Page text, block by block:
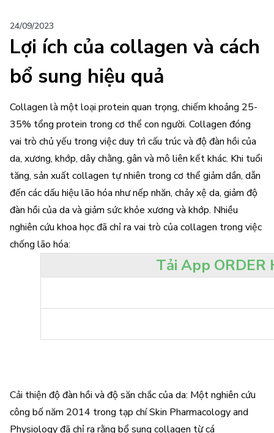
24/09/2023
Lợi ích của collagen và cách
bổ sung hiệu quả
Collagen là một loại protein quan trọng, chiếm khoảng 25-
35% tổng protein trong cơ thể con người. Collagen đóng
vai trò chủ yếu trong việc duy trì cấu trúc và độ đàn hồi của
da, xương, khớp, dây chằng, gân và mô liên kết khác. Khi tuổi
tăng, sản xuất collagen tự nhiên trong cơ thể giảm dần, dẫn
đến các dấu hiệu lão hóa như nếp nhăn, chảy xệ da, giảm độ
đàn hồi của da và giảm sức khỏe xương và khớp. Nhiều
nghiên cứu khoa học đã chỉ ra vai trò của collagen trong việc
chống lão hóa:
Tải App ORDER
Cải thiện độ đàn hồi và độ săn chắc của da: Một nghiên cứu
công bố năm 2014 trong tạp chí Skin Pharmacology and
Physiology đã chỉ ra rằng bổ sung collagen từ cá